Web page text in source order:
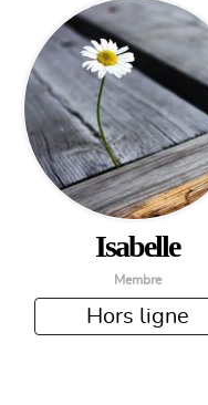
Isabelle
Membre
Hors ligne